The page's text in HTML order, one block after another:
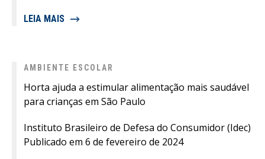
LEIA MAIS
AMBIENTE ESCOLAR
Horta ajuda a estimular alimentação mais saudável
para crianças em São Paulo
Instituto Brasileiro de Defesa do Consumidor (Idec)
Publicado em 6 de fevereiro de 2024